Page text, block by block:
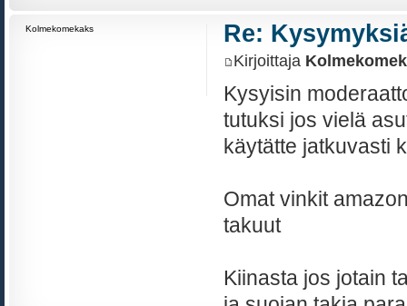
Re:
Kirjoittaja
Kysyisin
tutuksi jos vielä
käytätte jatkuvasti
Omat vinkit
takuut
Kiinasta jos jotain
Kolmekomekaks